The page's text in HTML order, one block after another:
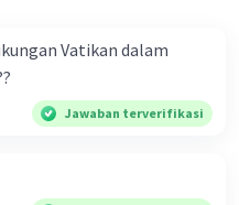
serta; 3/4-nya
Gerakan ini
gerakan
untuk
Vatikan dalam
Jawaban terverifikasi